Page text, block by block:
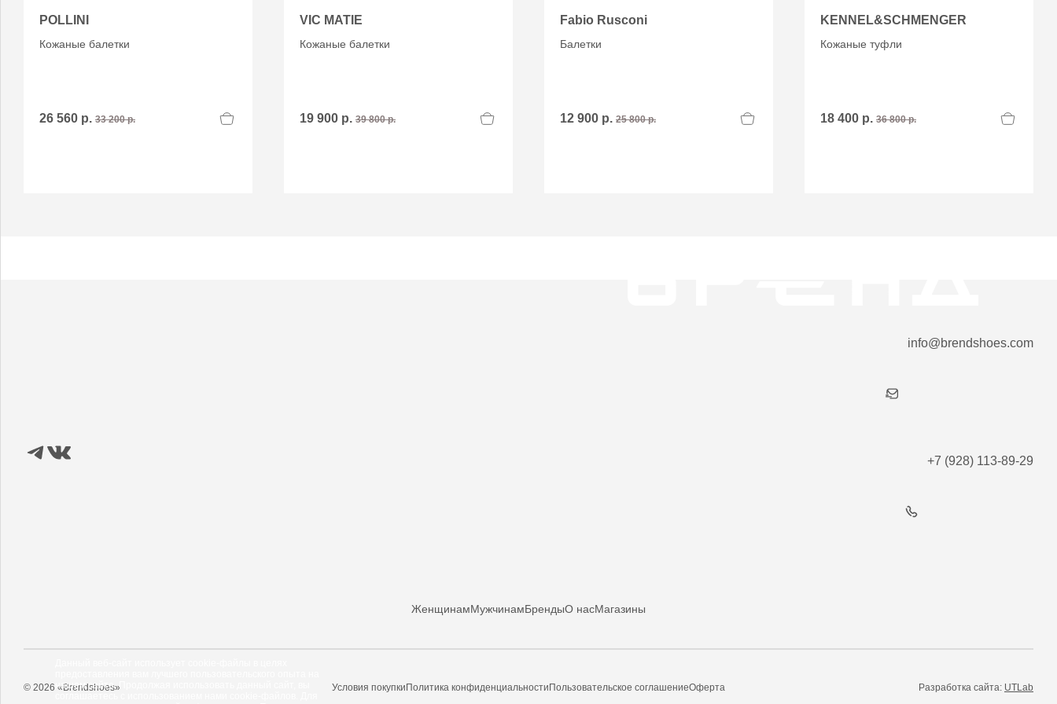
POLLINI
Кожаные балетки
26 560 р. 33 200 р.
VIC MATIE
Кожаные балетки
19 900 р. 39 800 р.
Fabio Rusconi
Балетки
12 900 р. 25 800 р.
KENNEL&SCHMENGER
Кожаные туфли
18 400 р. 36 800 р.
ЖенщинамМужчинамБрендыО насМагазины
info@brendshoes.com
+7 (928) 113-89-29
© 2026 «Brendshoes» Условия покупки Политика конфиденциальности Пользовательское соглашениеОферта Разработка сайта: UTLab
нашем сайте. Продолжая использовать данный сайт, вы